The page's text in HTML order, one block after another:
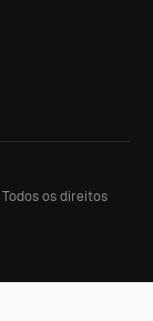
Todos os direitos